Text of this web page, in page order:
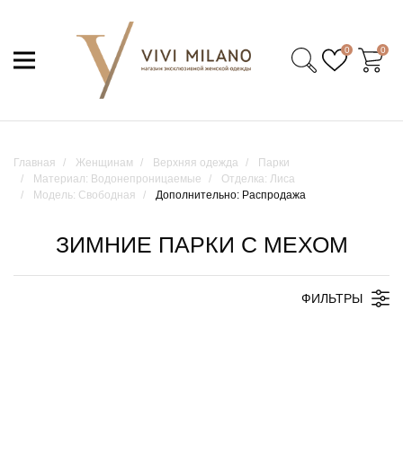
0 0
Главная Женщинам Верхняя одежда
Парки
Материал: Водонепроницаемые
Отделка: Лиса
Модель: Свободная
Дополнительно: Распродажа
ЗИМНИЕ ПАРКИ С МЕХОМ
ФИЛЬТРЫ